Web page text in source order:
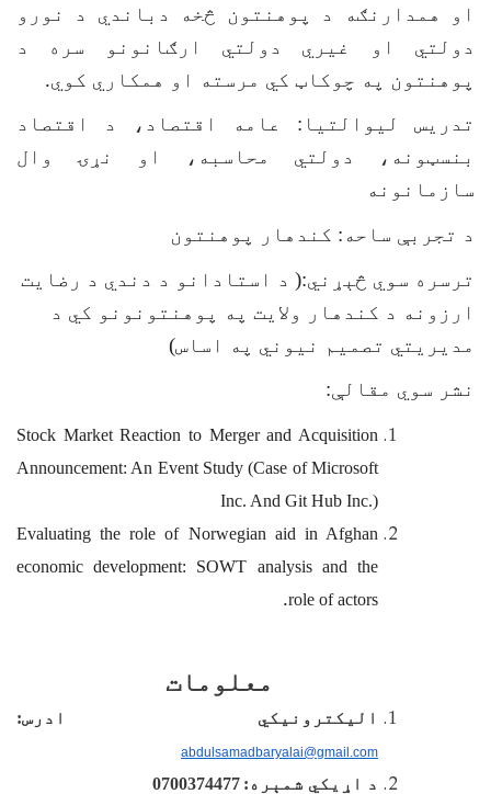
او همدارنګه د پوهنتون څخه دباندي د نورو
دولتي او غیري دولتي ارګانونو سره د
پوهنتون په چوکاټ کي مرسته او همکاري کوي.
تدریس لیوالتیا : عامه اقتصاد، د اقتصاد
بنسټونه، دولتي محاسبه، او نړۍ وال
سازمانونه
د تجربې ساحه: کندهار پوهنتون
ترسره سوي څېړني:( د استادانو د دندي د رضایت
ارزونه د کندهار ولایت په پوهنتونونو کي د
مدیریتي تصمیم نیوني په اساس)
نشر سوي مقالې:
Stock Market Reaction to Merger and Acquisition
Announcement: An Event Study (Case of Microsoft
Inc. And Git Hub Inc.)
Evaluating the role of Norwegian aid in Afghan
economic development: SOWT analysis and the
role of actors
.
معلومات
الیکترونیکي ادرس:
abdulsamadbaryalai@gmail.com
د اړیکي شمېره: 0700374477